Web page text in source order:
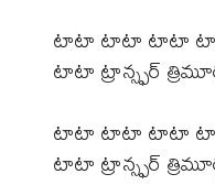
టాటా టాటా టాటా
టాటా ట్రాన్స్ఫర్
టాటా టాటా టాటా
టాటా ట్రాన్స్ఫర్